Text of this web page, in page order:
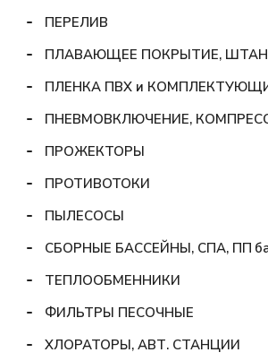
ПЕРЕЛИВ
ПЛАВАЮЩЕЕ ПОКРЫТИЕ,
ПЛЕНКА ПВХ и
ПНЕВМОВКЛЮЧЕНИЕ,
ПРОЖЕКТОРЫ
ПРОТИВОТОКИ
ПЫЛЕСОСЫ
СБОРНЫЕ БАССЕЙНЫ, СПА, ПП
ТЕПЛООБМЕННИКИ
ФИЛЬТРЫ ПЕСОЧНЫЕ
ХЛОРАТОРЫ, АВТ. СТАНЦИИ